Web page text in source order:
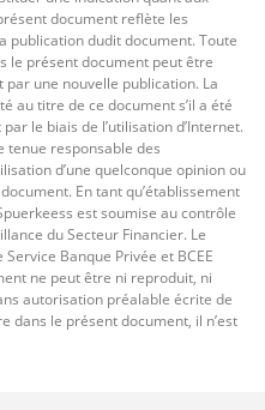
document reflète les
publication dudit document. Toute
le présent document peut être
une nouvelle publication. La
au titre de ce document s’il a été
le biais de l’utilisation d’Internet.
tenue responsable des
d’une quelconque opinion ou
En tant qu’établissement
est soumise au contrôle
du Secteur Financier. Le
Banque Privée et BCEE
ne peut être ni reproduit, ni
autorisation préalable écrite de
dans le présent document, il n’est